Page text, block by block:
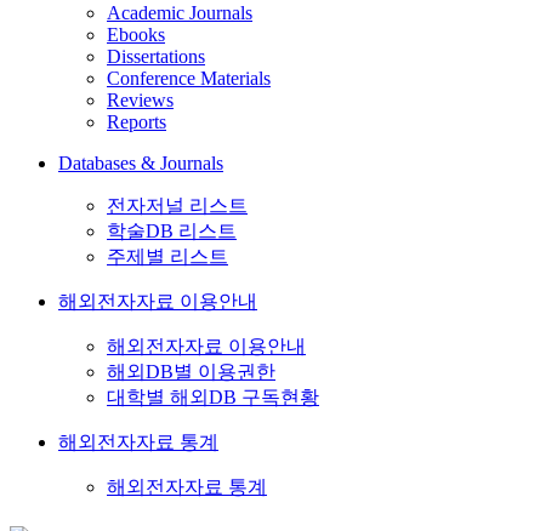
Academic Journals
Ebooks
Dissertations
Conference Materials
Reviews
Reports
Databases & Journals
전자저널 리스트
학술DB 리스트
주제별 리스트
해외전자자료 이용안내
해외전자자료 이용안내
해외DB별 이용권한
대학별 해외DB 구독현황
해외전자자료 통계
해외전자자료 통계